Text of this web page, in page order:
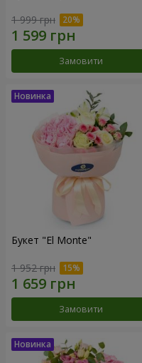
1 999 грн
Замовити
Букет "El Monte"
1 952 грн
Замовити